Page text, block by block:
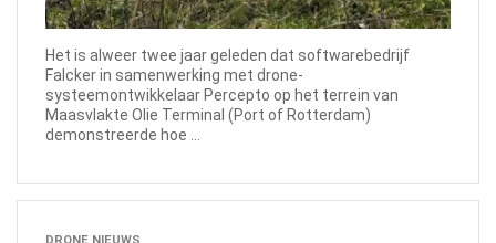
Het is alweer twee jaar geleden dat softwarebedrijf
Falcker in samenwerking met drone-
systeemontwikkelaar Percepto op het terrein van
Maasvlakte Olie Terminal (Port of Rotterdam)
demonstreerde hoe ...